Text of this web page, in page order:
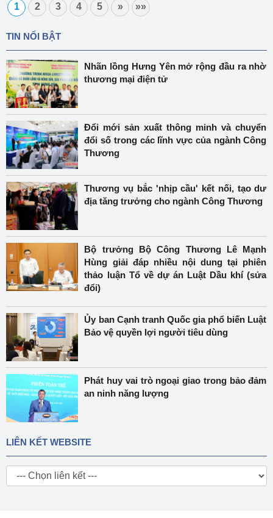
1 2 3 4 5 » »»
TIN NỔI BẬT
Nhãn lồng Hưng Yên mở rộng đầu ra nhờ
thương mại điện tử
Đổi mới sản xuất thông minh và chuyển
đổi số trong các lĩnh vực của ngành Công
Thương
Thương vụ bắc 'nhịp cầu' kết nối, tạo dư
địa tăng trưởng cho ngành Công Thương
Bộ trưởng Bộ Công Thương Lê Mạnh
Hùng giải đáp nhiều nội dung tại phiên
thảo luận Tổ về dự án Luật Dầu khí (sửa
đổi)
Ủy ban Cạnh tranh Quốc gia phổ biến Luật
Bảo vệ quyền lợi người tiêu dùng
Phát huy vai trò ngoại giao trong bảo đảm
an ninh năng lượng
LIÊN KẾT WEBSITE